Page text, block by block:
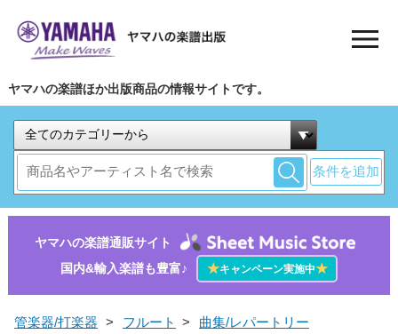
ヤマハの楽譜ほか出版商品の情報サイトです。
条件を追加
ヤマハの楽譜通販サイト
国内&輸入楽譜も豊富♪
★キャンペーン実施中★
管楽器/打楽器 > フルート > 曲集/レパートリー